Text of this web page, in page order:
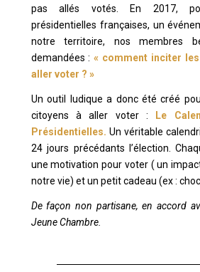
pas allés votés. En 2017,
présidentielles françaises, un
notre territoire, nos membres
demandées :« comment inciter
aller voter ? »
Un outil ludique a donc été créé
citoyens à aller voter :
Le
Présidentielles. Un véritable
24 jours précédants l’élection.
une motivation pour voter ( un
notre vie) et un petit cadeau (ex :
De façon non partisane, en accord
Jeune Chambre.